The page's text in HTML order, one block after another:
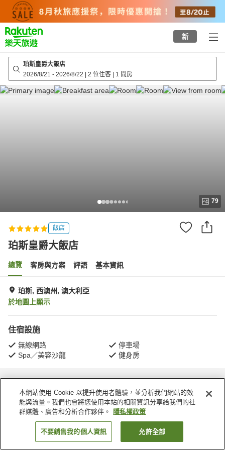
top
page
新
珀斯皇爵大飯店
2026/8/21 - 2026/8/22 | 2 位住客 | 1 間房
79
飯店
珀斯皇爵大飯店
總覽 客房與方案 評語 基本資訊
珀斯, 西澳州, 澳大利亞
於地圖上顯示
住宿設施
無線網路
停車場
Spa／美容沙龍
健身房
首頁 澳大利亞 西澳州 珀斯 珀斯皇爵大飯店
找客房
本網站使用 Cookie 以提升使用者體驗，並分析我們網站的效
能與流量。我們也會將您使用本站的相關資訊分享給我們的社
群媒體、廣告和分析合作夥伴。
隱私權政策
不要銷售我的個人資訊 允許全部